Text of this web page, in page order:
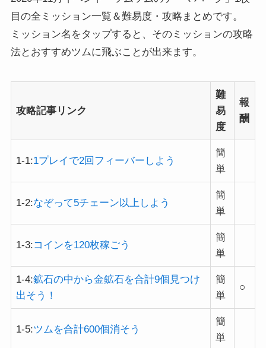
目の全ミッション一覧＆難易度・攻略まとめです。
ミッション名をタップすると、そのミッションの攻略
法とおすすめツムに飛ぶことが出来ます。
攻略記事リンク
難
易
度
報
酬
1-1:1プレイで2回フィーバーしよう
簡
単
1-2:なぞって5チェーン以上しよう
簡
単
1-3:コインを120枚稼ごう
簡
単
1-4:鉱石の中から金鉱石を合計9個見つけ
出そう！
簡
単
○
1-5:ツムを合計600個消そう
簡
単